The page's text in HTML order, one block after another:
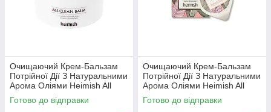
Очищаючий Крем-Бальзам
Потрійної Дії З Натуральними
Арома Оліями Heimish All
Clean Balm (120ml)
Готово до відправки
Очищаючий Крем-Бальзам
Потрійної Дії З Натуральними
Арома Оліями Heimish All
Clean Balm Blister 5ml
Готово до відправки